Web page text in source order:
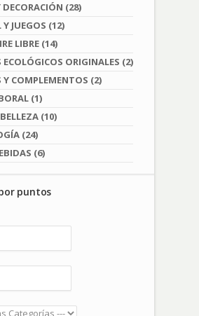
DECORACIÓN (28)
JUEGOS (12)
LIBRE (14)
ECOLÓGICOS ORIGINALES (2)
Y COMPLEMENTOS (2)
(1)
(10)
(24)
(6)
puntos